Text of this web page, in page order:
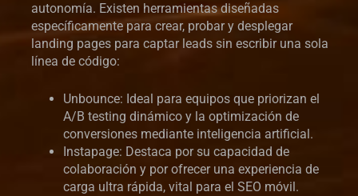
autonomía. Existen herramientas diseñadas
específicamente para crear, probar y desplegar
landing pages para captar leads sin escribir una sola
línea de código:
Unbounce: Ideal para equipos que priorizan el
A/B testing dinámico y la optimización de
conversiones mediante inteligencia artificial.
Instapage: Destaca por su capacidad de
colaboración y por ofrecer una experiencia de
carga ultra rápida, vital para el SEO móvil.